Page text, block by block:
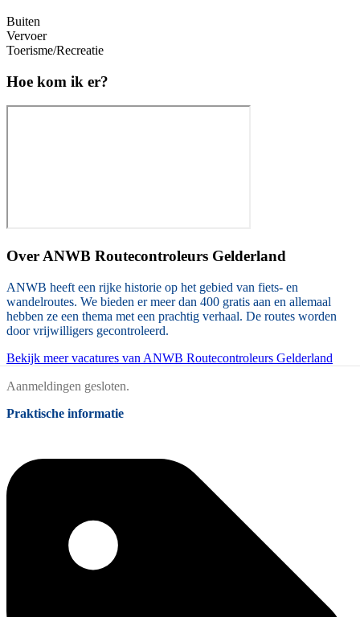
Buiten
Vervoer
Toerisme/Recreatie
Hoe kom ik er?
Over ANWB Routecontroleurs Gelderland
ANWB heeft een rijke historie op het gebied van fiets- en
wandelroutes. We bieden er meer dan 400 gratis aan en allemaal
hebben ze een thema met een prachtig verhaal. De routes worden
door vrijwilligers gecontroleerd.
Bekijk meer vacatures van ANWB Routecontroleurs Gelderland
Aanmeldingen gesloten.
Praktische informatie